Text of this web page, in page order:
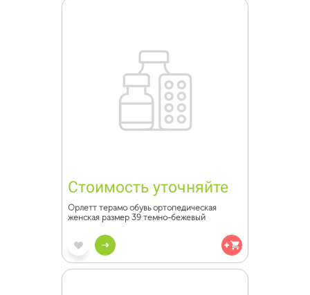
Стоимость уточняйте
Орлетт терамо обувь ортопедическая
женская размер 39 темно-бежевый